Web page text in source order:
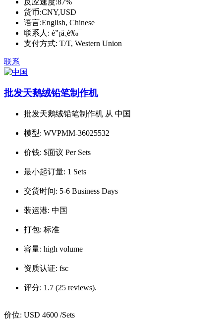
货币:CNY,USD
语言:English, Chinese
联系人: è”¡ä¸­è‰¯
支付方式: T/T, Western Union
联系
批发天鹅绒铅笔制作机
批发天鹅绒铅笔制作机 从 中国
模型: WVPMM-36025532
价钱: $面议 Per Sets
最小起订量: 1 Sets
交货时间: 5-6 Business Days
装运港: 中国
打包: 标准
容量: high volume
资质认证: fsc
评分: 1.7 (25 reviews).
价位: USD 4600 /Sets